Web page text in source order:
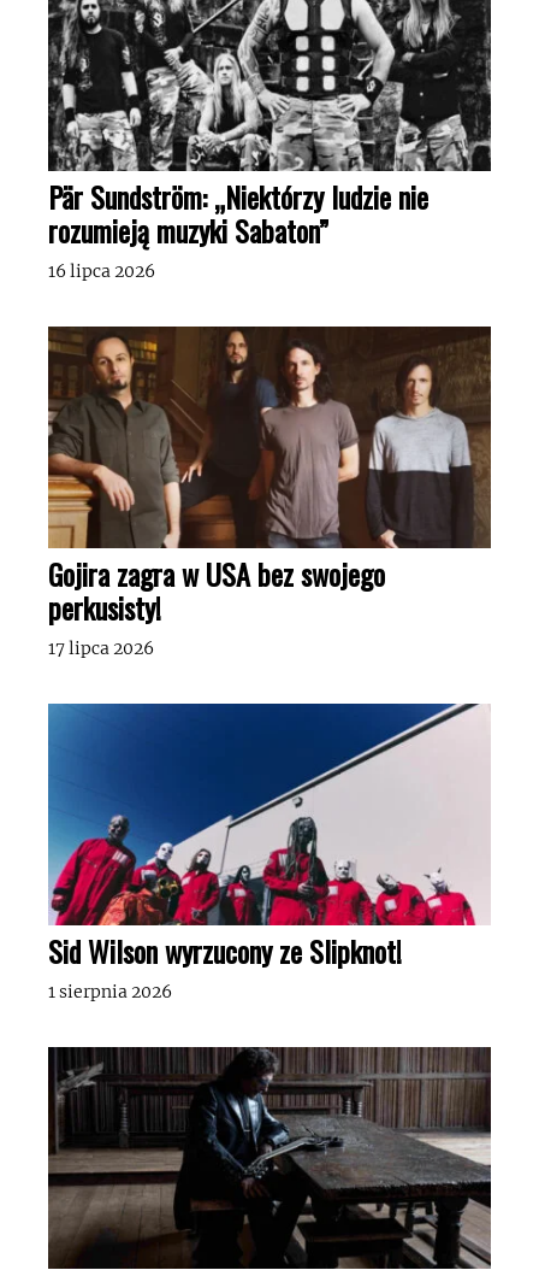
Pär Sundström: „Niektórzy ludzie nie
rozumieją muzyki Sabaton”
16 lipca 2026
Gojira zagra w USA bez swojego
perkusisty!
17 lipca 2026
Sid Wilson wyrzucony ze Slipknot!
1 sierpnia 2026